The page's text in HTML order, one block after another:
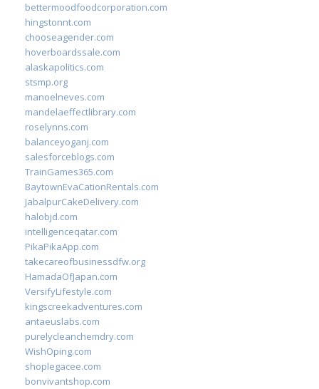
bettermoodfoodcorporation.com
hingstonnt.com
chooseagender.com
hoverboardssale.com
alaskapolitics.com
stsmp.org
manoelneves.com
mandelaeffectlibrary.com
roselynns.com
balanceyoganj.com
salesforceblogs.com
TrainGames365.com
BaytownEvaCationRentals.com
JabalpurCakeDelivery.com
halobjd.com
intelligenceqatar.com
PikaPikaApp.com
takecareofbusinessdfw.org
HamadaOfJapan.com
VersifyLifestyle.com
kingscreekadventures.com
antaeuslabs.com
purelycleanchemdry.com
WishOping.com
shoplegacee.com
bonvivantshop.com